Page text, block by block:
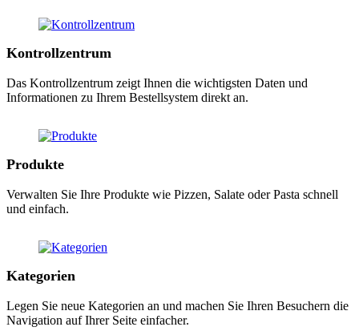
Kontrollzentrum
Das Kontrollzentrum zeigt Ihnen die wichtigsten Daten und
Informationen zu Ihrem Bestellsystem direkt an.
Produkte
Verwalten Sie Ihre Produkte wie Pizzen, Salate oder Pasta schnell
und einfach.
Kategorien
Legen Sie neue Kategorien an und machen Sie Ihren Besuchern die
Navigation auf Ihrer Seite einfacher.